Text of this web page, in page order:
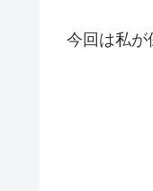
今回は私